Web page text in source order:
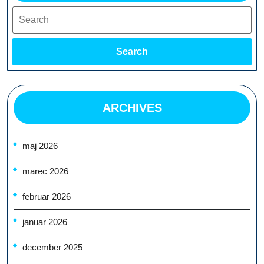
Search
ARCHIVES
maj 2026
marec 2026
februar 2026
januar 2026
december 2025